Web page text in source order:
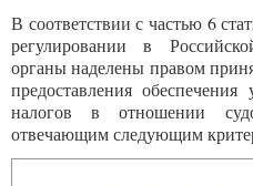
В соответствии с частью 6
регулировании в
органы наделены правом
предоставления
налогов в отношении
отвечающим следующим